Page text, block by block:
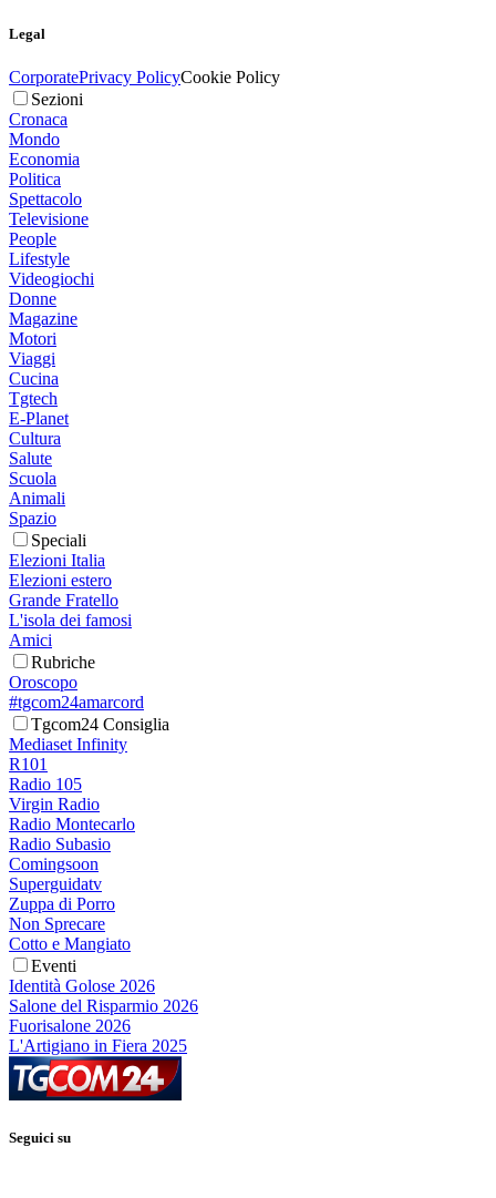
Legal
CorporatePrivacy PolicyCookie Policy
Sezioni
Cronaca
Mondo
Economia
Politica
Spettacolo
Televisione
People
Lifestyle
Videogiochi
Donne
Magazine
Motori
Viaggi
Cucina
Tgtech
E-Planet
Cultura
Salute
Scuola
Animali
Spazio
Speciali
Elezioni Italia
Elezioni estero
Grande Fratello
L'isola dei famosi
Amici
Rubriche
Oroscopo
#tgcom24amarcord
Tgcom24 Consiglia
Mediaset Infinity
R101
Radio 105
Virgin Radio
Radio Montecarlo
Radio Subasio
Comingsoon
Superguidatv
Zuppa di Porro
Non Sprecare
Cotto e Mangiato
Eventi
Identità Golose 2026
Salone del Risparmio 2026
Fuorisalone 2026
L'Artigiano in Fiera 2025
Seguici su